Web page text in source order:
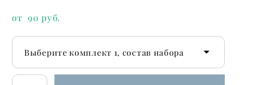
от 90 pуб.
Выберите комплект 1, состав набора